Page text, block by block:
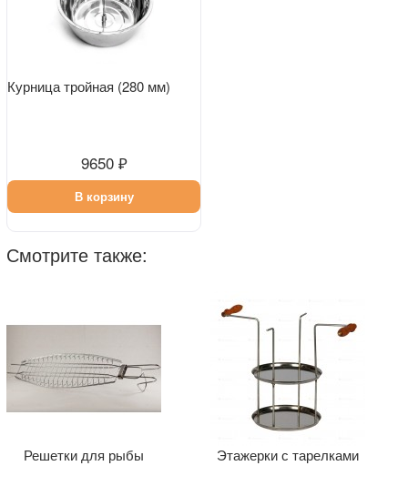
Курница тройная (280 мм)
9650 ₽
В корзину
Смотрите также:
Решетки для рыбы Этажерки с тарелками